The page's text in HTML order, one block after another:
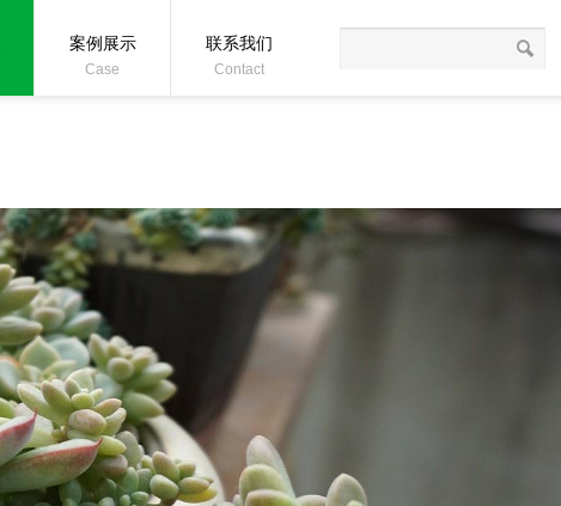
在线沟通:
案例展示
Case
联系我们
Contact